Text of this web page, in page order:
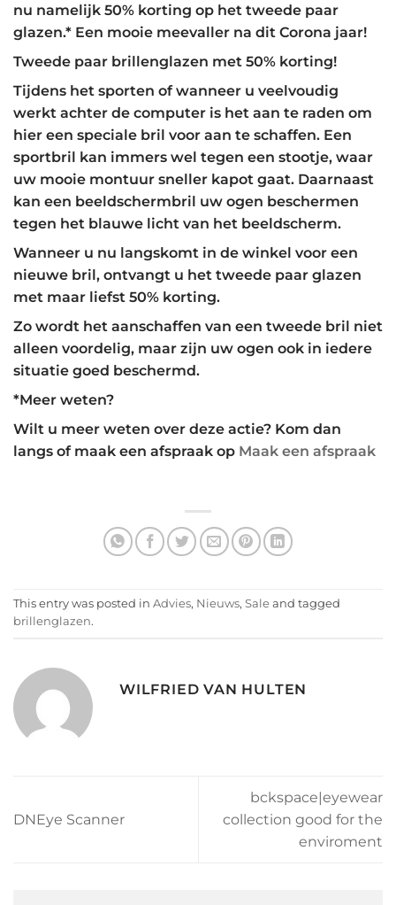
nu namelijk 50% korting op het tweede paar
glazen.* Een mooie meevaller na dit Corona jaar!
Tweede paar brillenglazen met 50% korting!
Tijdens het sporten of wanneer u veelvoudig
werkt achter de computer is het aan te raden om
hier een speciale bril voor aan te schaffen. Een
sportbril kan immers wel tegen een stootje, waar
uw mooie montuur sneller kapot gaat. Daarnaast
kan een beeldschermbril uw ogen beschermen
tegen het blauwe licht van het beeldscherm.
Wanneer u nu langskomt in de winkel voor een
nieuwe bril, ontvangt u het tweede paar glazen
met maar liefst 50% korting.
Zo wordt het aanschaffen van een tweede bril niet
alleen voordelig, maar zijn uw ogen ook in iedere
situatie goed beschermd.
*Meer weten?
Wilt u meer weten over deze actie? Kom dan
langs of maak een afspraak op Maak een afspraak
This entry was posted in Advies, Nieuws, Sale and tagged
brillenglazen.
WILFRIED VAN HULTEN
DNEye Scanner
bckspace|eyewear
collection good for the
enviroment